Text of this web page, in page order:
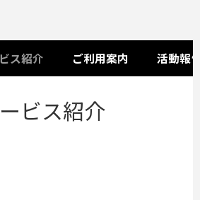
ス紹介 ご利用案内 活動報
ビス紹介